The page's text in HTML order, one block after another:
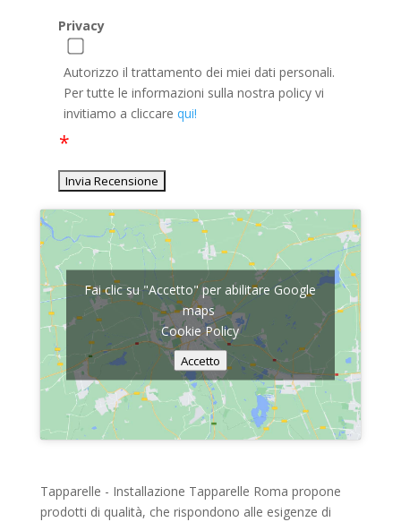
Privacy
Autorizzo il trattamento dei miei dati personali.
Per tutte le informazioni sulla nostra policy vi
invitiamo a cliccare qui!
Fai clic su "Accetto" per abilitare Google
maps
Cookie Policy
Accetto
Tapparelle - Installazione Tapparelle Roma propone
prodotti di qualità, che rispondono alle esigenze di